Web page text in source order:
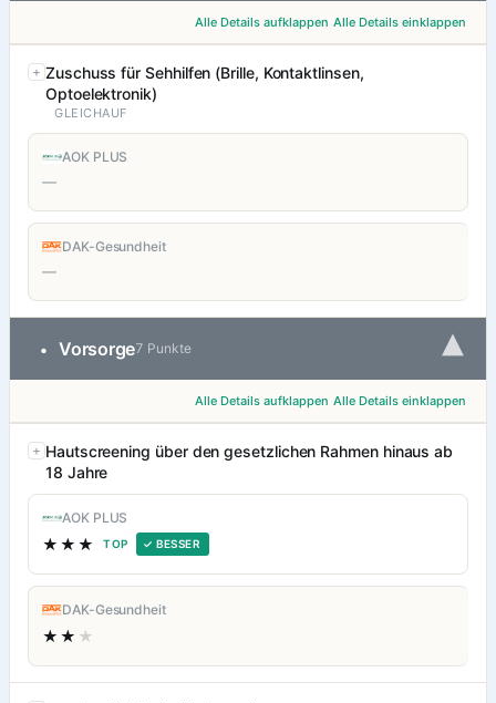
Alle Details aufklappen Alle Details einklappen
Zuschuss für Sehhilfen (Brille, Kontaktlinsen,
Optoelektronik)
GLEICHAUF
AOK PLUS
—
DAK-Gesundheit
—
• Vorsorge7 Punkte ▾
Alle Details aufklappen Alle Details einklappen
Hautscreening über den gesetzlichen Rahmen hinaus ab
18 Jahre
AOK PLUS
★★★ TOP ✓ BESSER
DAK-Gesundheit
★★ ★